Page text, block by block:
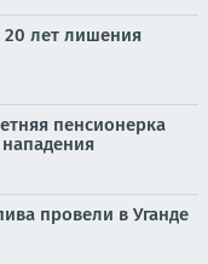
20 лет лишения
пенсионерка
провели в Уганде